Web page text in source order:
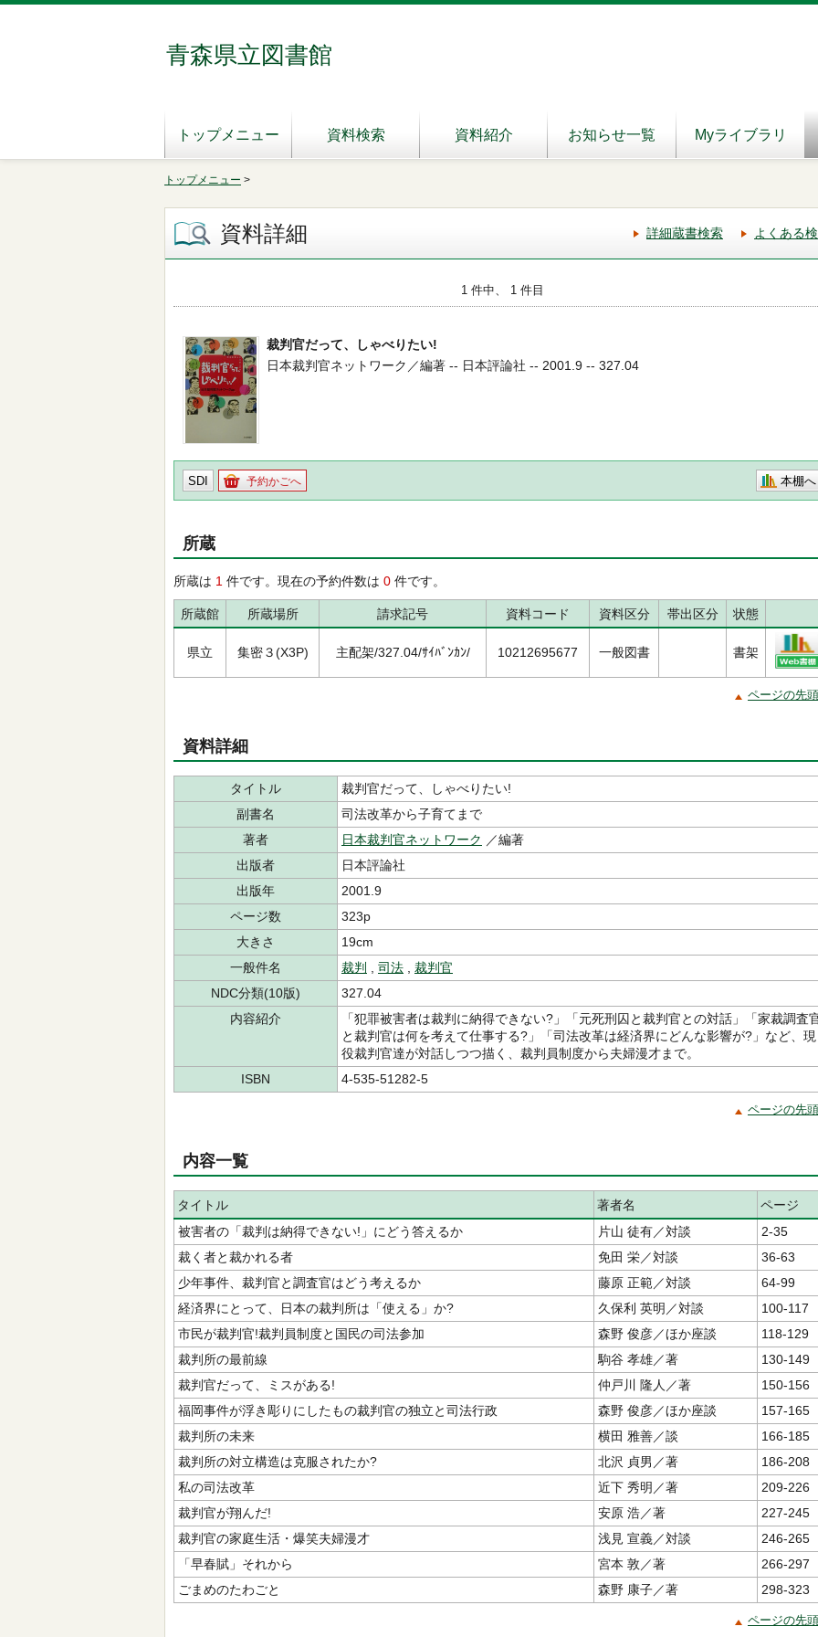
青森県立図書館
トップメニュー 資料検索 資料紹介 お知らせ一覧 Myライブラリ
トップメニュー >
資料詳細 詳細蔵書検索 よくある
1 件中、 1 件目
裁判官だって、しゃべりたい!
日本裁判官ネットワーク／編著 -- 日本評論社 -- 2001.9 -- 327.04
SDI 予約かごへ 本棚へ
所蔵
所蔵は 1 件です。現在の予約件数は 0 件です。
所蔵館 所蔵場所 請求記号 資料コード 資料区分 帯出区分 状態
県立 集密３(X3P) 主配架/327.04/ｻｲﾊﾞﾝｶﾝ/ 10212695677 一般図書 書架
ページの先
資料詳細
タイトル
裁判官だって、しゃべりたい!
副書名
司法改革から子育てまで
著者
日本裁判官ネットワーク ／編著
出版者
日本評論社
出版年
2001.9
ページ数
323p
大きさ
19cm
一般件名
裁判 司法
裁判官
NDC分類(10版)
327.04
内容紹介
「犯罪被害者は裁判に納得できない?」「元死刑囚と裁判官との対話」「家裁調査
と裁判官は何を考えて仕事する?」「司法改革は経済界にどんな影響が?」など、現
役裁判官達が対話しつつ描く、裁判員制度から夫婦漫才まで。
ISBN
4-535-51282-5
ページの先
内容一覧
タイトル 著者名
ページ
被害者の「裁判は納得できない!」にどう答えるか
片山 徒有／対談
2-35
裁く者と裁かれる者
免田 栄／対談
36-63
少年事件、裁判官と調査官はどう考えるか
藤原 正範／対談
64-99
経済界にとって、日本の裁判所は「使える」か?
久保利 英明／対談
100-117
市民が裁判官!裁判員制度と国民の司法参加
森野 俊彦／ほか座談
118-129
裁判所の最前線
駒谷 孝雄／著
130-149
裁判官だって、ミスがある!
仲戸川 隆人／著
150-156
福岡事件が浮き彫りにしたもの裁判官の独立と司法行政
森野 俊彦／ほか座談
157-165
裁判所の未来
横田 雅善／談
166-185
裁判所の対立構造は克服されたか?
北沢 貞男／著
186-208
私の司法改革
近下 秀明／著
209-226
裁判官が翔んだ!
安原 浩／著
227-245
裁判官の家庭生活・爆笑夫婦漫才
浅見 宣義／対談
246-265
「早春賦」それから
宮本 敦／著
266-297
ごまめのたわごと
森野 康子／著 298-323
ページの先